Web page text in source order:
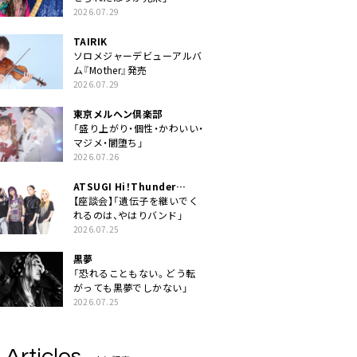
2026.07.29
TAIRIK
ソロメジャーデビューアルバ
ム『Mother』発売
2026.07.29
東京メルヘン倶楽部
「盛り上がり・個性・かわいい・
マジメ・闇堕ち」
2026.07.26
ATSUGI Hi！Thunder
Rock Festival
【座談会】「遺伝子を継いでく
れるのは、やはりバンド」
2026.07.25
黒夢
「恐れることもない。どう転
がっても黒夢でしかない」
2026.07.25